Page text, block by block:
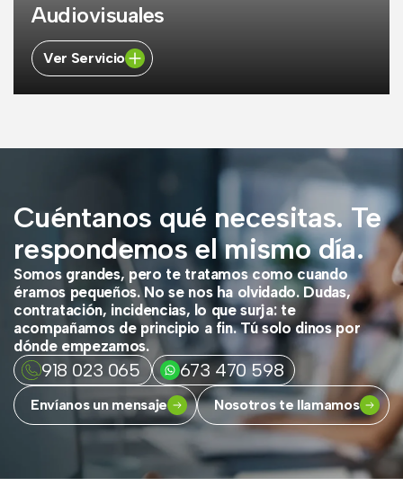
Audiovisuales
Ver Servicio
Cuéntanos qué necesitas. Te
respondemos el mismo día.
Somos grandes, pero te tratamos como cuando
éramos pequeños. No se nos ha olvidado. Dudas,
contratación, incidencias, lo que surja: te
acompañamos de principio a fin. Tú solo dinos por
dónde empezamos.
918 023 065 673 470 598
Envíanos un mensaje Nosotros te llamamos